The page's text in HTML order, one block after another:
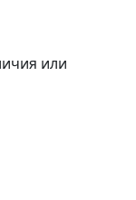
или